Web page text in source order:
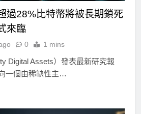
過28%比特幣將被長期鎖死
來臨
0 1 mins
Digital Assets）發表最新研究報
一個由稀缺性主…